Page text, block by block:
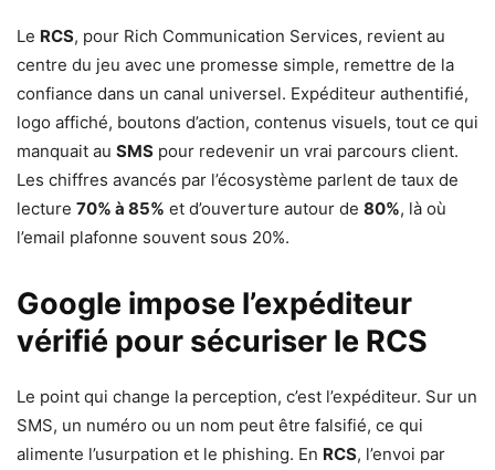
Le RCS, pour Rich Communication Services, revient au
centre du jeu avec une promesse simple, remettre de la
confiance dans un canal universel. Expéditeur authentifié,
logo affiché, boutons d’action, contenus visuels, tout ce qui
manquait au SMS pour redevenir un vrai parcours client.
Les chiffres avancés par l’écosystème parlent de taux de
lecture 70% à 85% et d’ouverture autour de 80%, là où
l’email plafonne souvent sous 20%.
Google impose l’expéditeur
vérifié pour sécuriser le RCS
Le point qui change la perception, c’est l’expéditeur. Sur un
SMS, un numéro ou un nom peut être falsifié, ce qui
alimente l’usurpation et le phishing. En RCS, l’envoi par